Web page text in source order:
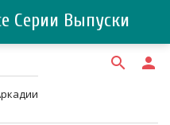
Серии Выпуски
search person